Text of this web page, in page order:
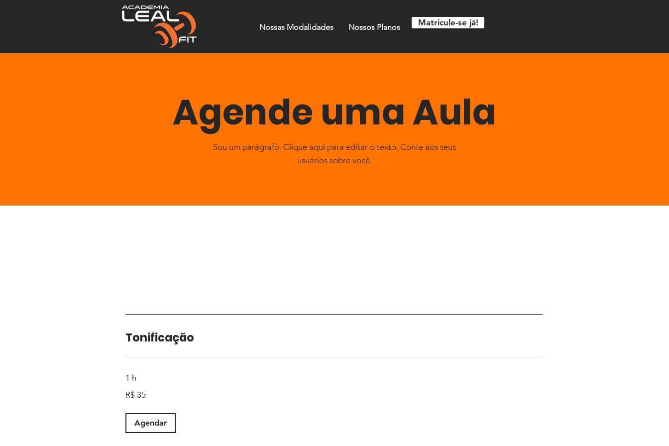
Nossas Modalidades Nossos Planos Matricule-se já!
Agende uma Aula
Sou um parágrafo. Clique aqui para editar o texto. Conte aos seus
usuários sobre você.
Tonificação
1 h
Reais
brasileiros
R$ 35
Agendar